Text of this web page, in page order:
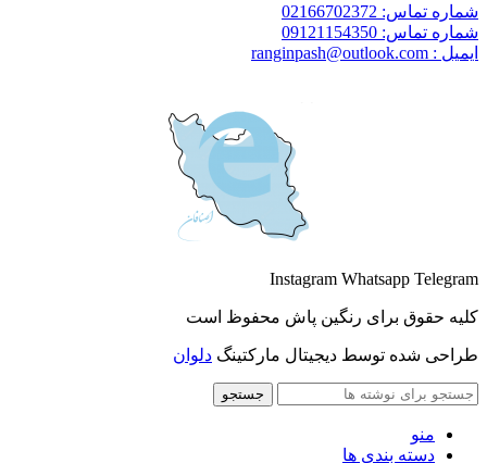
شماره تماس: 02166702372
شماره تماس: 09121154350
ایمیل : ranginpash@outlook.com
Instagram Whatsapp Telegram
کلیه حقوق برای رنگین پاش محفوظ است
طراحی شده توسط دیجیتال مارکتینگ دلوان
جستجو
منو
دسته بندی ها